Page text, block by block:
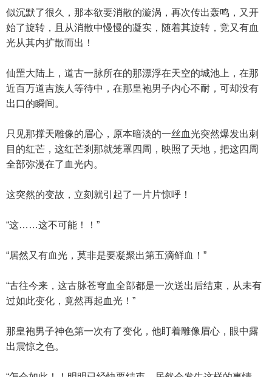
似沉默了很久，那本欲要消散的漩涡，再次传出轰鸣，又开
始了旋转，且从消散中慢慢的凝实，随着其旋转，竞又有血
光从其内扩散而出！
仙罡大陆上，道古一脉所在的那漂浮在天空的城池上，在那
近百万道吉族人等待中，在那皇袍男子内心不耐，可却没有
出口的瞬间。
只见那撑天雕像的眉心，原本暗淡的一丝血光突然爆发出刺
目的红芒，这红芒剎那就笼罩四周，映照了天地，把这四周
全部弥漫在了血光内。
这突然的变故，立刻就引起了一片片惊呼！
“这……这不可能！！”
“居然又有血光，莫非是要凝聚出第五滴鲜血！”
“古往今来，这古脉苍穹血全部都是一次送出后结束，从未有
过如此变化，竟然再起血光！”
那皇袍男子神色第一次有了变化，他盯着雕像眉心，眼中露
出震惊之色。